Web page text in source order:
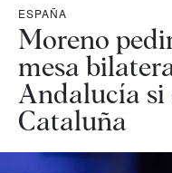
ESPAÑA
Moreno
mesa
Andalucía si
Cataluña